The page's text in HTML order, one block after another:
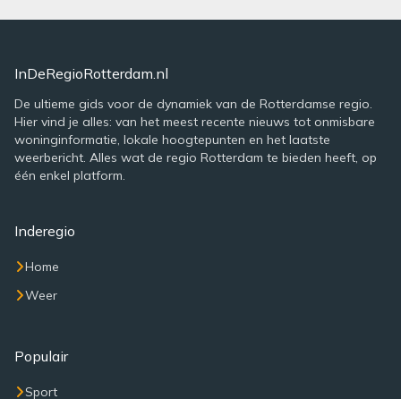
InDeRegioRotterdam.nl
De ultieme gids voor de dynamiek van de Rotterdamse regio.
Hier vind je alles: van het meest recente nieuws tot onmisbare
woninginformatie, lokale hoogtepunten en het laatste
weerbericht. Alles wat de regio Rotterdam te bieden heeft, op
één enkel platform.
Inderegio
Home
Weer
Populair
Sport